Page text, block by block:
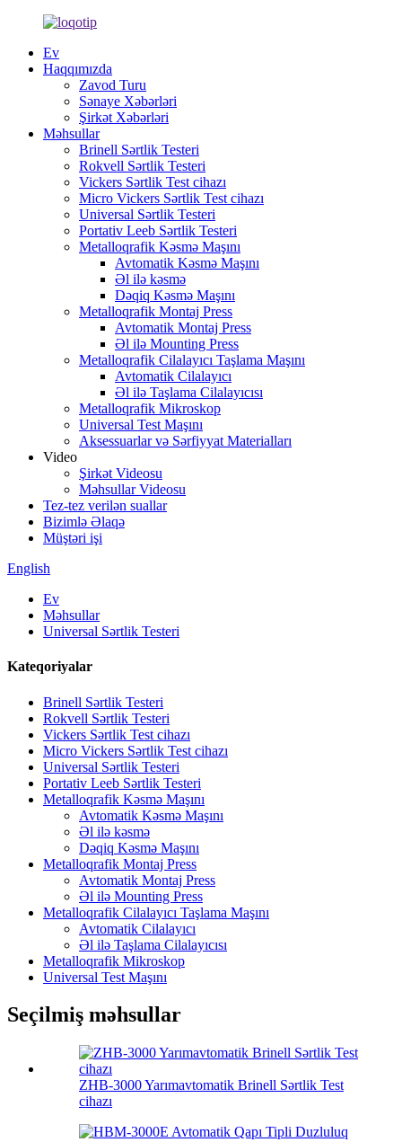
Ev
Haqqımızda
Zavod Turu
Sənaye Xəbərləri
Şirkət Xəbərləri
Məhsullar
Brinell Sərtlik Testeri
Rokvell Sərtlik Testeri
Vickers Sərtlik Test cihazı
Micro Vickers Sərtlik Test cihazı
Universal Sərtlik Testeri
Portativ Leeb Sərtlik Testeri
Metalloqrafik Kəsmə Maşını
Avtomatik Kəsmə Maşını
Əl ilə kəsmə
Dəqiq Kəsmə Maşını
Metalloqrafik Montaj Press
Avtomatik Montaj Press
Əl ilə Mounting Press
Metalloqrafik Cilalayıcı Taşlama Maşını
Avtomatik Cilalayıcı
Əl ilə Taşlama Cilalayıcısı
Metalloqrafik Mikroskop
Universal Test Maşını
Aksessuarlar və Sərfiyyat Materialları
Video
Şirkət Videosu
Məhsullar Videosu
Tez-tez verilən suallar
Bizimlə Əlaqə
Müştəri işi
English
Ev
Məhsullar
Universal Sərtlik Testeri
Kateqoriyalar
Brinell Sərtlik Testeri
Rokvell Sərtlik Testeri
Vickers Sərtlik Test cihazı
Micro Vickers Sərtlik Test cihazı
Universal Sərtlik Testeri
Portativ Leeb Sərtlik Testeri
Metalloqrafik Kəsmə Maşını
Avtomatik Kəsmə Maşını
Əl ilə kəsmə
Dəqiq Kəsmə Maşını
Metalloqrafik Montaj Press
Avtomatik Montaj Press
Əl ilə Mounting Press
Metalloqrafik Cilalayıcı Taşlama Maşını
Avtomatik Cilalayıcı
Əl ilə Taşlama Cilalayıcısı
Metalloqrafik Mikroskop
Universal Test Maşını
Seçilmiş məhsullar
ZHB-3000 Yarımavtomatik Brinell Sərtlik Test
cihazı